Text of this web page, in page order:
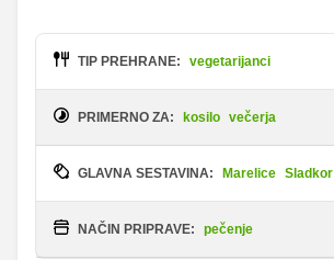
TIP PREHRANE: vegetarijanci
PRIMERNO ZA: kosilo večerja
GLAVNA SESTAVINA: Marelice Sladkor
NAČIN PRIPRAVE: pečenje